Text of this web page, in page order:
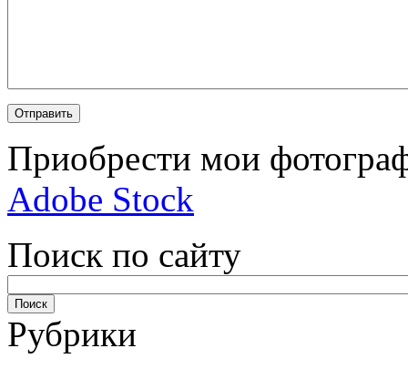
Приобрести мои
Adobe Stock
Поиск по сайту
Рубрики